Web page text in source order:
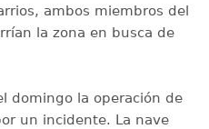
ambos miembros del
la zona en busca de
domingo la operación de
un incidente. La nave